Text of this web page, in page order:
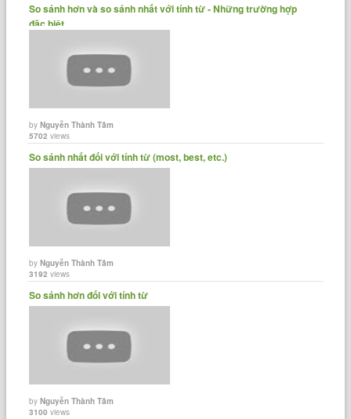
So sánh hơn và so sánh nhất với tính từ - Những trường hợp
đặc biệt.
byNguyễn Thành Tâm
5702 views
So sánh nhất đối với tính từ (most, best, etc.)
byNguyễn Thành Tâm
3192 views
So sánh hơn đối với tính từ
byNguyễn Thành Tâm
3100 views